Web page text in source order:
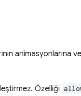
animasyonlarına
Özelliği